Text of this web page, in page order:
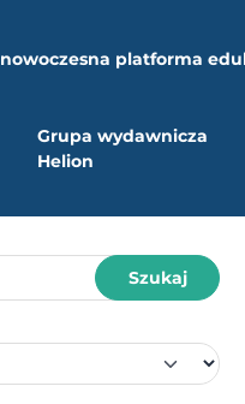
nowoczesna platforma
Grupa wydawnicza
Helion
Szukaj